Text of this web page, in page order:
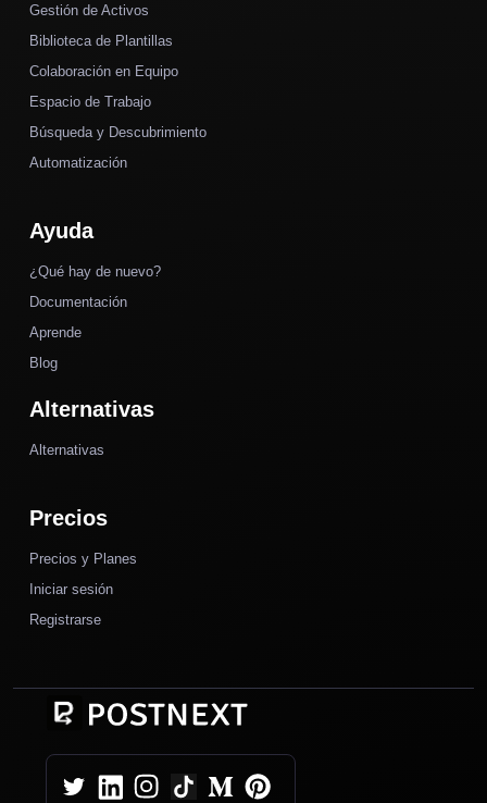
Gestión de Activos
Biblioteca de Plantillas
Colaboración en Equipo
Espacio de Trabajo
Búsqueda y Descubrimiento
Automatización
Ayuda
¿Qué hay de nuevo?
Documentación
Aprende
Blog
Alternativas
Alternativas
Precios
Precios y Planes
Iniciar sesión
Registrarse